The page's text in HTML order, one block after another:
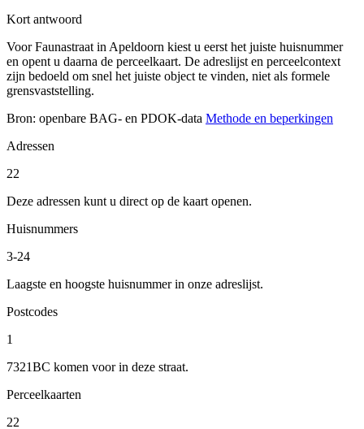
Kort antwoord
Voor Faunastraat in Apeldoorn kiest u eerst het juiste huisnummer
en opent u daarna de perceelkaart. De adreslijst en perceelcontext
zijn bedoeld om snel het juiste object te vinden, niet als formele
grensvaststelling.
Bron: openbare BAG- en PDOK-data Methode en beperkingen
Adressen
22
Deze adressen kunt u direct op de kaart openen.
Huisnummers
3-24
Laagste en hoogste huisnummer in onze adreslijst.
Postcodes
1
7321BC komen voor in deze straat.
Perceelkaarten
22